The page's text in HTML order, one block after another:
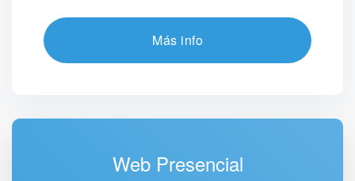
Más info
Web Presencial